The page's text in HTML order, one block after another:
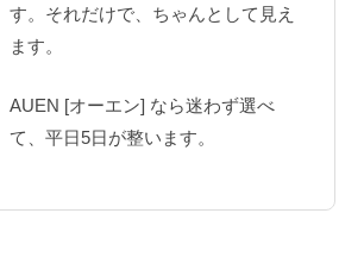
す。それだけで、ちゃんとして見え
ます。
AUEN [オーエン] なら迷わず選べ
て、平日5日が整います。